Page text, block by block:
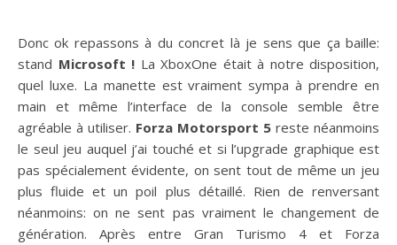
Donc ok repassons à du concret là je sens que ça baille:
stand Microsoft ! La XboxOne était à notre disposition,
quel luxe. La manette est vraiment sympa à prendre en
main et même l’interface de la console semble être
agréable à utiliser. Forza Motorsport 5 reste néanmoins
le seul jeu auquel j’ai touché et si l’upgrade graphique est
pas spécialement évidente, on sent tout de même un jeu
plus fluide et un poil plus détaillé. Rien de renversant
néanmoins: on ne sent pas vraiment le changement de
génération. Après entre Gran Turismo 4 et Forza